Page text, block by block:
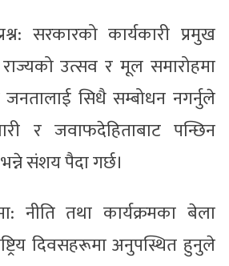
सरकारको कार्यकारी प्रमुख
राज्यको उत्सव र मूल समारोहमा
जनतालाई सिधै सम्बोधन नगर्नुले
र जवाफदेहिताबाट पन्छिन
संशय पैदा गर्छ।
नीति तथा कार्यक्रमका बेला
दिवसहरूमा अनुपस्थित हुनुले